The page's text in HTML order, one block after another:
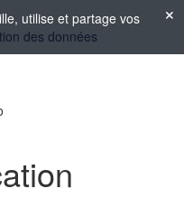
utilise et partage vos
des données